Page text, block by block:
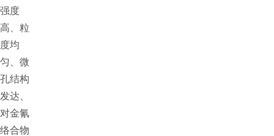
强度
高、粒
度均
匀、微
孔结构
发达、
对金氰
络合物